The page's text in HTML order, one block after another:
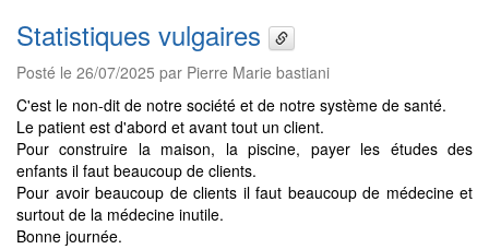
Statistiques vulgaires
Posté le 26/07/2025 par Pierre Marie bastiani
C'est le non-dit de notre société et de notre système de santé.
Le patient est d'abord et avant tout un client.
Pour construire la maison, la piscine, payer les études des
enfants il faut beaucoup de clients.
Pour avoir beaucoup de clients il faut beaucoup de médecine et
surtout de la médecine inutile.
Bonne journée.